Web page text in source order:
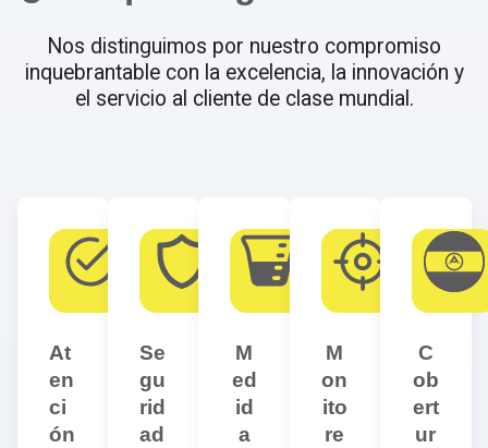
Nos distinguimos por nuestro compromiso
inquebrantable con la excelencia, la innovación y
el servicio al cliente de clase mundial.
At
en
ci
ón
Se
gu
rid
ad
M
ed
id
a
M
on
ito
re
C
ob
ert
ur